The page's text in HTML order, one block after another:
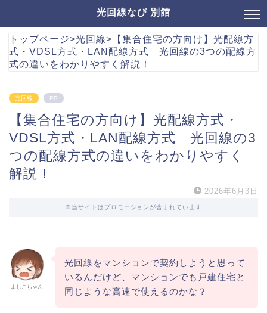
光回線なび 別館
トップページ>光回線> 【集合住宅の方向け】光配線方
式・VDSL方式・LAN配線方式 光回線の3つの配線方
式の違いをわかりやすく解説！
光回線 PR
【集合住宅の方向け】光配線方式・
VDSL方式・LAN配線方式 光回線の3
つの配線方式の違いをわかりやすく
解説！
2026年6月3日
※当サイトはプロモーションが含まれています
よしこちゃん
光回線をマンションで契約しようと思って
いるんだけど、マンションでも戸建住宅と
同じような高速で使えるのかな？